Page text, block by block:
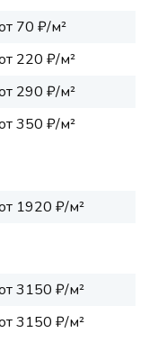
70 ₽/м²
220 ₽/м²
290 ₽/м²
350 ₽/м²
1920 ₽/м²
3150 ₽/м²
3150 ₽/м²